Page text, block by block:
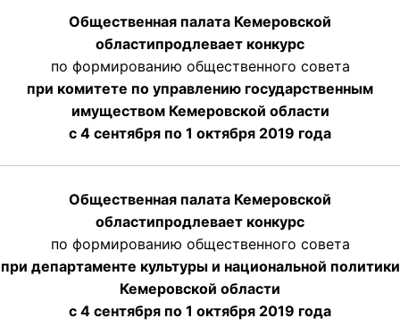
Общественная палата Кемеровской
областипродлевает конкурс
по формированию общественного совета
при комитете по управлению государственным
имуществом Кемеровской области
с 4 сентября по 1 октября 2019 года
Общественная палата Кемеровской
областипродлевает конкурс
по формированию общественного совета
при департаменте культуры и национальной политики
Кемеровской области
с 4 сентября по 1 октября 2019 года